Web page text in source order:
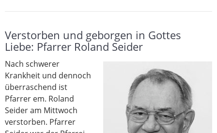
Verstorben und geborgen in Gottes
Liebe: Pfarrer Roland Seider
Nach schwerer
Krankheit und dennoch
überraschend ist
Pfarrer em. Roland
Seider am Mittwoch
verstorben. Pfarrer